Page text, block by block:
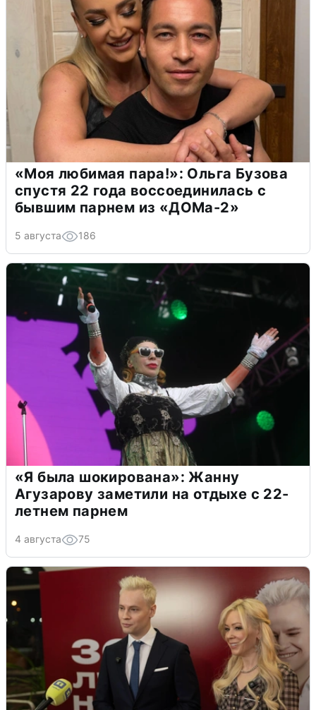
«Моя любимая пара!»: Ольга Бузова
спустя 22 года воссоединилась с
бывшим парнем из «ДОМа-2»
5 августа 186
«Я была шокирована»: Жанну
Агузарову заметили на отдыхе с 22-
летнем парнем
4 августа 75